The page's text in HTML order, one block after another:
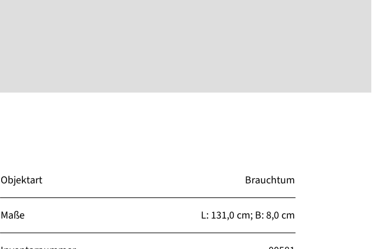
Objektart Brauchtum
Maße L: 131,0 cm; B: 8,0 cm